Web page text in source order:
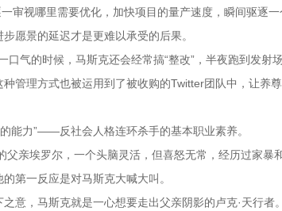
审视哪里需要优化，加快项目的量产速度，瞬间驱逐一
愿景的延迟才是更难以承受的后果。
气的时候，马斯克还会经常搞“整改”，半夜跑到发射
管理方式也被运用到了被收购的Twitter团队中，让养
能力”——反社会人格连环杀手的基本职业素养。
亲埃罗尔，一个头脑灵活，但喜怒无常，经历过家暴
第一反应是对马斯克大喊大叫。
意，马斯克就是一心想要走出父亲阴影的卢克·天行者